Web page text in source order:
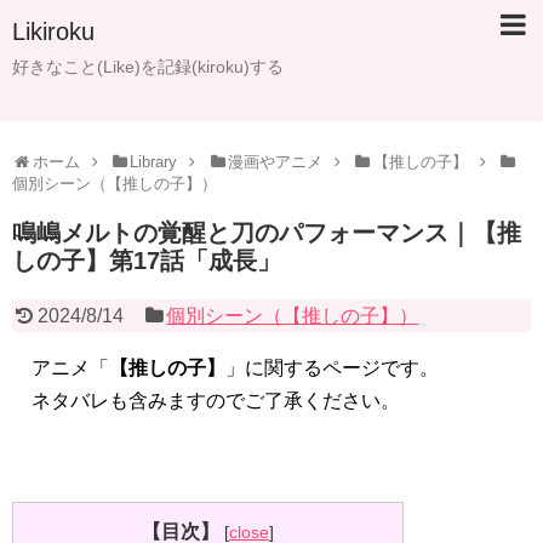
Likiroku
好きなこと(Like)を記録(kiroku)する
ホーム Library 漫画やアニメ
【推しの子】
個別シーン（【推しの子】）
鳴嶋メルトの覚醒と刀のパフォーマンス｜【推
しの子】第17話「成長」
2024/8/14 個別シーン（【推しの子】）
アニメ「 【推しの子】
」に関するページです。
ネタバレも含みますのでご了承ください。
【目次】 [close]